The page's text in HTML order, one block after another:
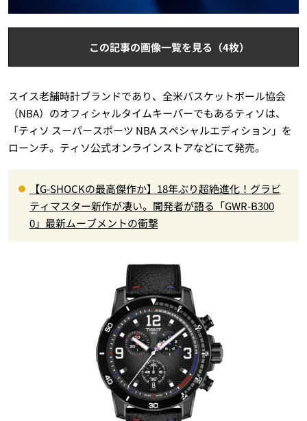
この記事の画像一覧を見る（4枚）
スイス老舗時計ブランドであり、全米バスケットボール協会
（NBA）のオフィシャルタイムキーパーでもあるティソは、
「ティソ スーパースポーツ NBA スペシャルエディション」を
ローンチ。ティソ公式オンラインストアなどにて発売。
【G-SHOCKの最高傑作か】18年ぶり超絶進化！グラビ
ティマスター新作が凄い。開発者が語る「GWR-B300
0」最新ムーブメントの衝撃